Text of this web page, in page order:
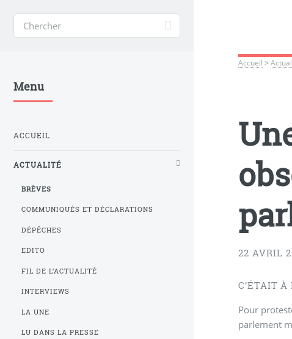
Accueil >
22 AVRIL
C’ÉTAIT
Pour
parlement
Menu
ACCUEIL
ACTUALITÉ
BRÈVES
COMMUNIQUÉS ET DÉCLARATIONS
DÉPÊCHES
EDITO
FIL DE L’ACTUALITÉ
INTERVIEWS
LA UNE
LU DANS LA PRESSE